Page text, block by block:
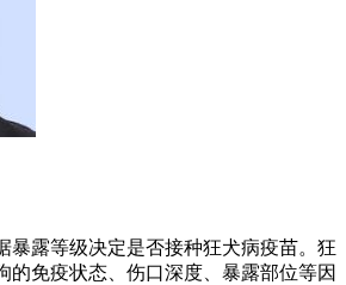
暴露等级决定是否接种狂犬病疫苗。狂
的免疫状态、伤口深度、暴露部位等因